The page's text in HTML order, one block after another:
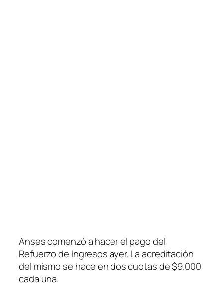
Anses comenzó a hacer el pago del
Refuerzo de Ingresos ayer. La acreditación
del mismo se hace en dos cuotas de $9.000
cada una.